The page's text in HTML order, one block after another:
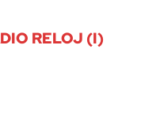
RELOJ (I)